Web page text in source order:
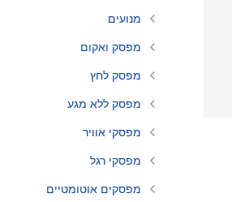
מנועים
מפסק ואקום
מפסק לחץ
מפסק ללא מגע
מפסקי אוויר
מפסקי רגל
מפסקים אוטומטיים